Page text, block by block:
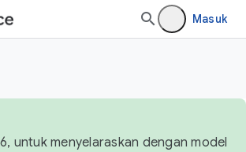
Masuk
untuk menyelaraskan dengan model